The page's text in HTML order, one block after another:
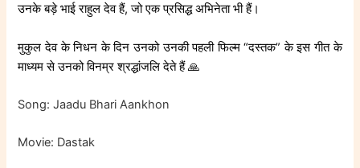
उनके बड़े भाई राहुल देव हैं, जो एक प्रसिद्ध अभिनेता भी हैं।
मुकुल देव के निधन के दिन उनको उनकी पहली फिल्म “दस्तक” के इस गीत के
माध्यम से उनको विनम्र श्रद्धांजलि देते हैं 🙏
Song: Jaadu Bhari Aankhon
Movie: Dastak